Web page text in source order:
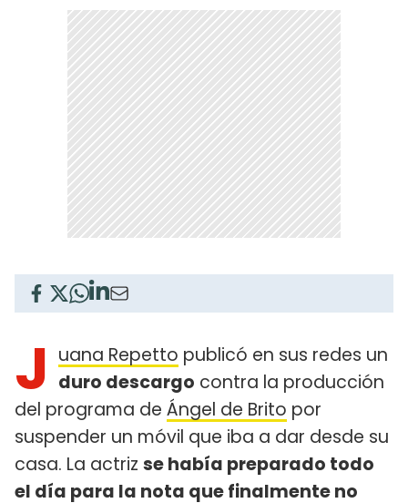
J uana Repetto publicó en sus redes un
duro descargo contra la producción
del programa de Ángel de Brito por
suspender un móvil que iba a dar desde su
casa. La actriz se había preparado todo
el día para la nota que finalmente no